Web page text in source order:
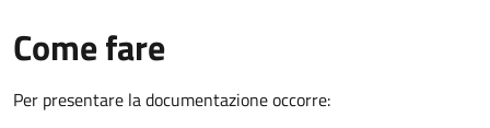
Come fare
Per presentare la documentazione occorre: